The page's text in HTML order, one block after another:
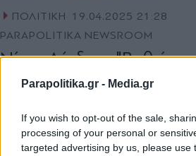
Parapolitika.gr - Media.gr
If you wish to opt-out of the sale,
processing of your personal or
targeted advertising by us, please use
ΠΟΛΙΤΙΚΗ
19.04.2025 21:28
PARAPOLITIKA NEWSROOM
Νίκος Δένδιας: "Βαθιά
τις γυναίκες και τους
Ανάσταση με το όπλο στο